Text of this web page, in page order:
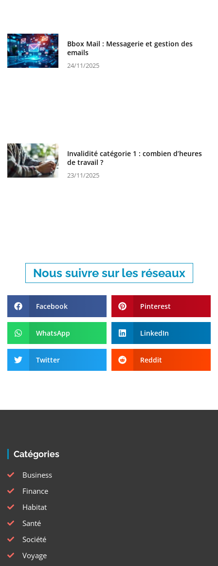
Bbox Mail : Messagerie et gestion des
emails
24/11/2025
Invalidité catégorie 1 : combien d’heures
de travail ?
23/11/2025
Nous suivre sur les réseaux
Facebook Pinterest
WhatsApp LinkedIn
Twitter Reddit
Catégories
Business
Finance
Habitat
Santé
Société
Voyage